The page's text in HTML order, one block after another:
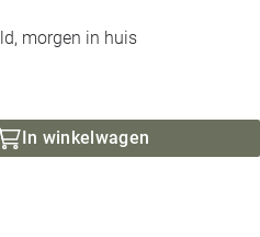
morgen in huis
In winkelwagen